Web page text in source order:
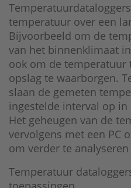
temperatuur over een
Bijvoorbeeld om de
van het binnenklimaat
ook om de
opslag te waarborgen.
slaan de gemeten
ingestelde interval op
Het geheugen van de
vervolgens met een PC
om verder te
Temperatuur